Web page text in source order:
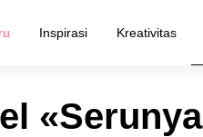
Inspirasi Kreativitas
«Serunya